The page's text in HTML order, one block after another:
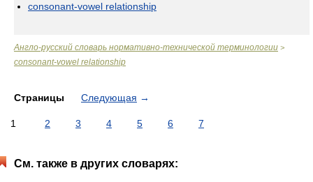
consonant-vowel relationship
Англо-русский словарь нормативно-технической терминологии >
consonant-vowel relationship
Страницы Следующая →
1 2 3 4 5 6 7
См. также в других словарях: